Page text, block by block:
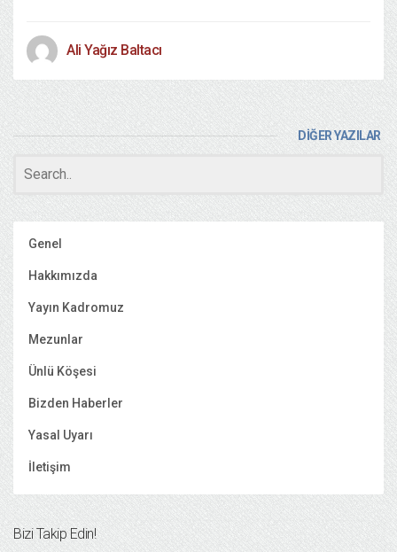
Ali Yağız Baltacı
DİĞER YAZILAR
Genel
Hakkımızda
Yayın Kadromuz
Mezunlar
Ünlü Köşesi
Bizden Haberler
Yasal Uyarı
İletişim
Bizi Takip Edin!